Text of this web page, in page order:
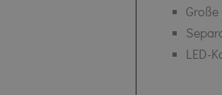
LED-